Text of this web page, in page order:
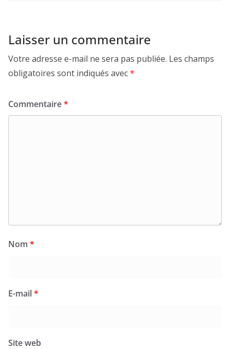
Laisser un commentaire
Votre adresse e-mail ne sera pas publiée. Les champs
obligatoires sont indiqués avec*
Commentaire*
Nom *
E-mail*
Site web